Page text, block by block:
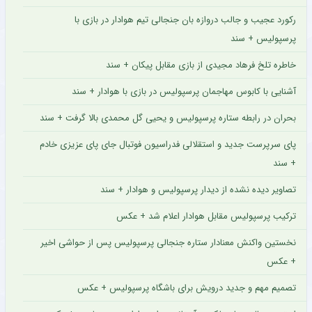
رکورد عجیب و جالب دروازه بان جنجالی تیم هوادار در بازی با
پرسپولیس + سند
خاطره تلخ فرهاد مجیدی از بازی مقابل پیکان + سند
آشنایی با کابوس مهاجمان پرسپولیس در بازی با هوادار + سند
بحران در رابطه ستاره پرسپولیس و یحیی گل محمدی بالا گرفت + سند
پای سرپرست جدید و استقلالی فدراسیون فوتبال جای پای عزیزی خادم
+ سند
تصاویر دیده نشده از دیدار پرسپولیس و هوادار + سند
ترکیب پرسپولیس مقابل هوادار اعلام شد + عکس
نخستین واکنش معنادار ستاره جنجالی پرسپولیس پس از حواشی اخیر
+ عکس
تصمیم مهم و جدید درویش برای باشگاه پرسپولیس + عکس